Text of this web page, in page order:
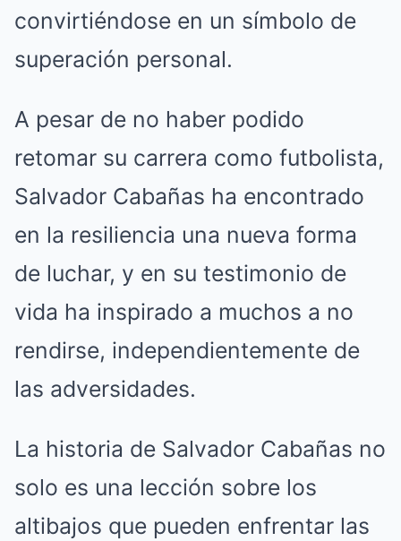
convirtiéndose en un símbolo de
superación personal.
A pesar de no haber podido
retomar su carrera como futbolista,
Salvador Cabañas ha encontrado
en la resiliencia una nueva forma
de luchar, y en su testimonio de
vida ha inspirado a muchos a no
rendirse, independientemente de
las adversidades.
La historia de Salvador Cabañas no
solo es una lección sobre los
altibajos que pueden enfrentar las